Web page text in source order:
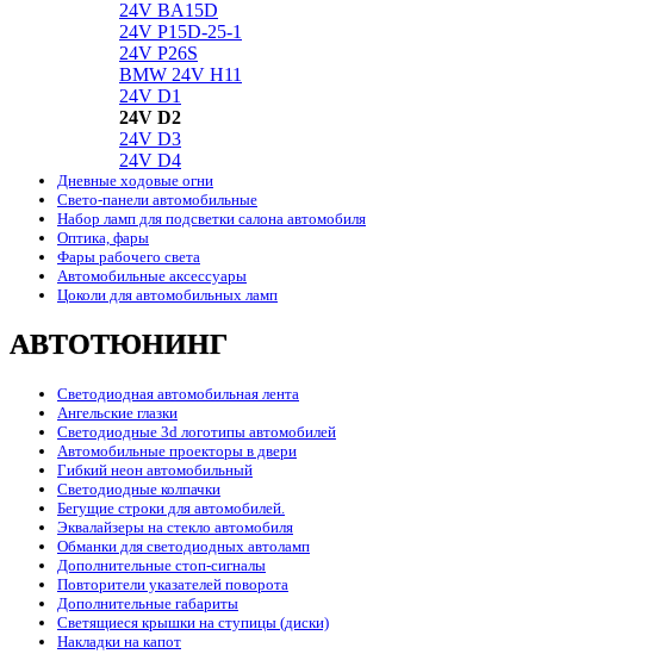
24V BA15D
24V P15D-25-1
24V P26S
BMW 24V H11
24V D1
24V D2
24V D3
24V D4
Дневные ходовые огни
Свето-панели автомобильные
Набор ламп для подсветки салона автомобиля
Оптика, фары
Фары рабочего света
Автомобильные аксессуары
Цоколи для автомобильных ламп
АВТОТЮНИНГ
Светодиодная автомобильная лента
Ангельские глазки
Светодиодные 3d логотипы автомобилей
Автомобильные проекторы в двери
Гибкий неон автомобильный
Светодиодные колпачки
Бегущие строки для автомобилей.
Эквалайзеры на стекло автомобиля
Обманки для светодиодных автоламп
Дополнительные стоп-сигналы
Повторители указателей поворота
Дополнительные габариты
Светящиеся крышки на ступицы (диски)
Накладки на капот